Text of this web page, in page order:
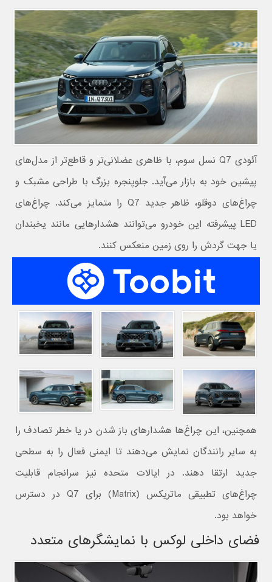
آئودی Q7 نسل سوم، با ظاهری عضلانی‌تر و قاطع‌تر از مدل‌های
پیشین خود به بازار می‌آید. جلوپنجره بزرگ با طراحی مشبک و
چراغ‌های دوقلو، ظاهر جدید Q7 را متمایز می‌کند. چراغ‌های
LED پیشرفته این خودرو می‌توانند هشدارهایی مانند یخبندان
یا جهت گردش را روی زمین منعکس کنند.
همچنین، این چراغ‌ها هشدارهای باز شدن در یا خطر تصادف را
به سایر رانندگان نمایش می‌دهند تا ایمنی فعال را به سطحی
جدید ارتقا دهند. در ایالات متحده نیز سرانجام قابلیت
چراغ‌های تطبیقی ماتریکس (Matrix) برای Q7 در دسترس
خواهد بود.
فضای داخلی لوکس با نمایشگرهای متعدد